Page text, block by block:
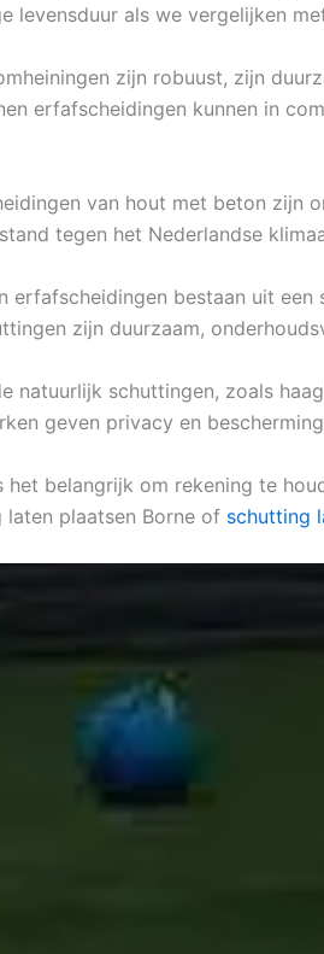
levensduur als we vergelijken
zijn robuust, zijn
erfafscheidingen kunnen in
van hout met beton zijn
tegen het Nederlandse
erfafscheidingen bestaan uit
zijn duurzaam,
natuurlijk schuttingen, zoals
geven privacy en
belangrijk om rekening te
plaatsen Borne of schutting